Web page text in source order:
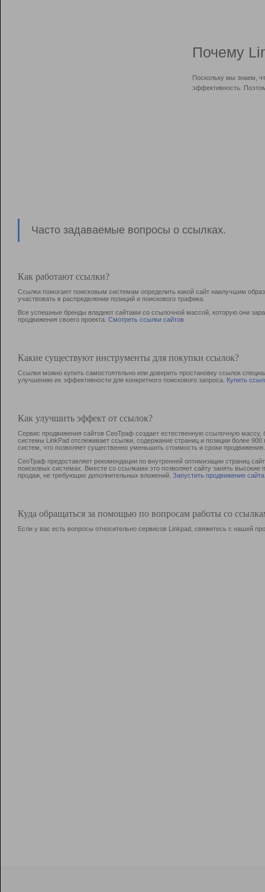
Почему
Поскольку мы знаем,
эффективность.
Часто задаваемые вопросы о ссылках.
Как работают ссылки?
Ссылки помогают поисковым системам определить какой сайт наилучшим
участвовать в раcпределении позиций и поискового трафика.
Все успешные бренды владеют сайтами со ссылочной массой, которую они
продвижения своего проекта. Смотреть ссылки сайтов
Какие существуют инструменты для покупки ссылок?
Ссылки можно купить самостоятельно или доверить простановку ссылок
улучшению их эффективности для конкретного поискового запроса. Купить
Как улучшить эффект от ссылок?
Сервис продвижения сайтов СеоТраф создает естественную ссылочную
системы LinkPad отслеживает ссылки, содержание страниц и позиции более
систем, что позволяет существенно уменьшить стоимость и сроки продвижения.
СеоТраф предоставляет рекомендации по внутренней оптимизации страниц
поисковых системах. Вместе со ссылками это позволяет сайту занять
продаж, не требующих дополнительных вложений. Запустить продвижение сайта
Куда обращаться за помощью по вопросам работы со
Если у вас есть вопросы относительно сервисов Linkpad, свяжитесь с нашей